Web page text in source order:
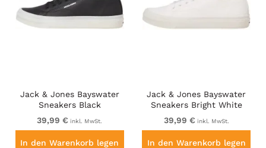
Jack & Jones Bayswater
Sneakers Black
39,99 € inkl. MwSt.
In den Warenkorb legen
Jack & Jones Bayswater
Sneakers Bright White
39,99 € inkl. MwSt.
In den Warenkorb legen